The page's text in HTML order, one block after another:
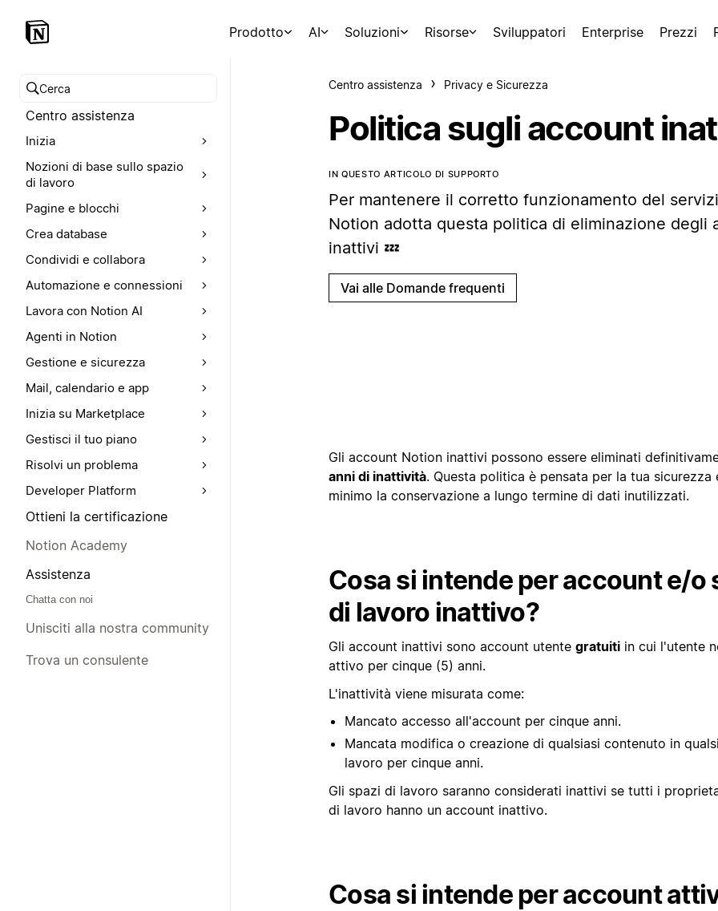
Prodotto AI Soluzioni Risorse Sviluppatori Enterprise Prezzi
Cerca nel Centro assistenza
Centro assistenza
Inizia
Nozioni di base sullo spazio
di lavoro
Pagine e blocchi
Crea database
Condividi e collabora
Automazione e connessioni
Lavora con Notion AI
Agenti in Notion
Gestione e sicurezza
Mail, calendario e app
Inizia su Marketplace
Gestisci il tuo piano
Risolvi un problema
Developer Platform
Ottieni la certificazione
Notion Academy
Assistenza
Chatta con noi
Unisciti alla nostra community
Trova un consulente
Centro assistenza Privacy e Sicurezza
Politica sugli account
IN QUESTO ARTICOLO DI SUPPORTO
Per mantenere il corretto funzionamento del
Notion adotta questa politica di eliminazione degli
inattivi 💤
Vai alle Domande frequenti
Gli account Notion inattivi possono essere eliminati
anni di inattività. Questa politica è pensata per la tua sicurezza
minimo la conservazione a lungo termine di dati inutilizzati.
Cosa si intende per account e/o
di lavoro inattivo?
Gli account inattivi sono account utente gratuiti in cui l'utente
attivo per cinque (5) anni.
L'inattività viene misurata come:
Mancato accesso all'account per cinque anni.
Mancata modifica o creazione di qualsiasi contenuto in
lavoro per cinque anni.
Gli spazi di lavoro saranno considerati inattivi se tutti i
di lavoro hanno un account inattivo.
Cosa si intende per account